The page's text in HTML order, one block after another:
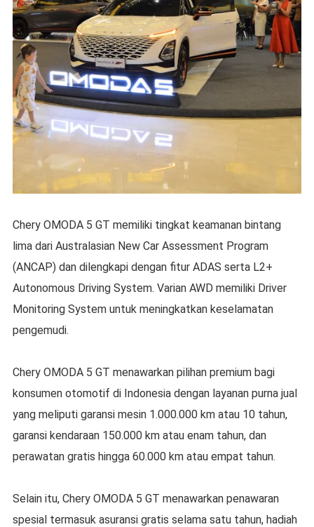
Chery OMODA 5 GT memiliki tingkat keamanan bintang
lima dari Australasian New Car Assessment Program
(ANCAP) dan dilengkapi dengan fitur ADAS serta L2+
Autonomous Driving System. Varian AWD memiliki Driver
Monitoring System untuk meningkatkan keselamatan
pengemudi.
Chery OMODA 5 GT menawarkan pilihan premium bagi
konsumen otomotif di Indonesia dengan layanan purna jual
yang meliputi garansi mesin 1.000.000 km atau 10 tahun,
garansi kendaraan 150.000 km atau enam tahun, dan
perawatan gratis hingga 60.000 km atau empat tahun.
Selain itu, Chery OMODA 5 GT menawarkan penawaran
spesial termasuk asuransi gratis selama satu tahun, hadiah